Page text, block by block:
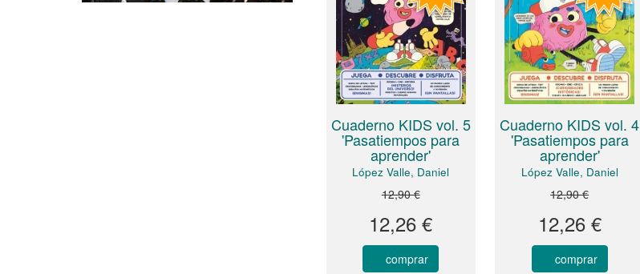
Cuaderno KIDS vol. 5
'Pasatiempos para
aprender'
López Valle, Daniel
12,90 €
12,26 €
comprar
Cuaderno KIDS vol. 4
'Pasatiempos para
aprender'
López Valle, Daniel
12,90 €
12,26 €
comprar